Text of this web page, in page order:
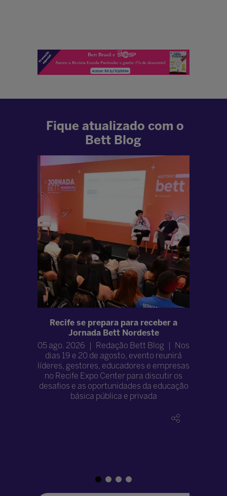
Fique atualizado com o
Bett Blog
Recife se prepara para receber a
Jornada Bett Nordeste
05 ago. 2026
Redação Bett Blog
Nos
dias 19 e 20 de agosto, evento reunirá
líderes, gestores, educadores e empresas
no Recife Expo Center para discutir os
desafios e as oportunidades da educação
básica pública e privada